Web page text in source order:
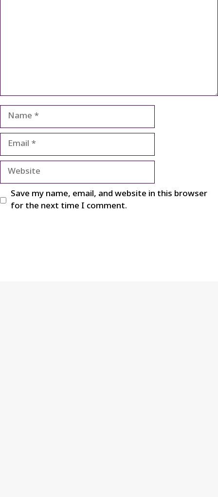
Name
Email
Website
Save my name, email, and website in this browser
for the next time I comment.